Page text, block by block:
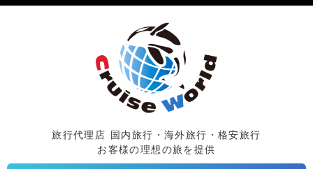
旅行代理店 国内旅行・海外旅行・格安旅行
お客様の理想の旅を提供